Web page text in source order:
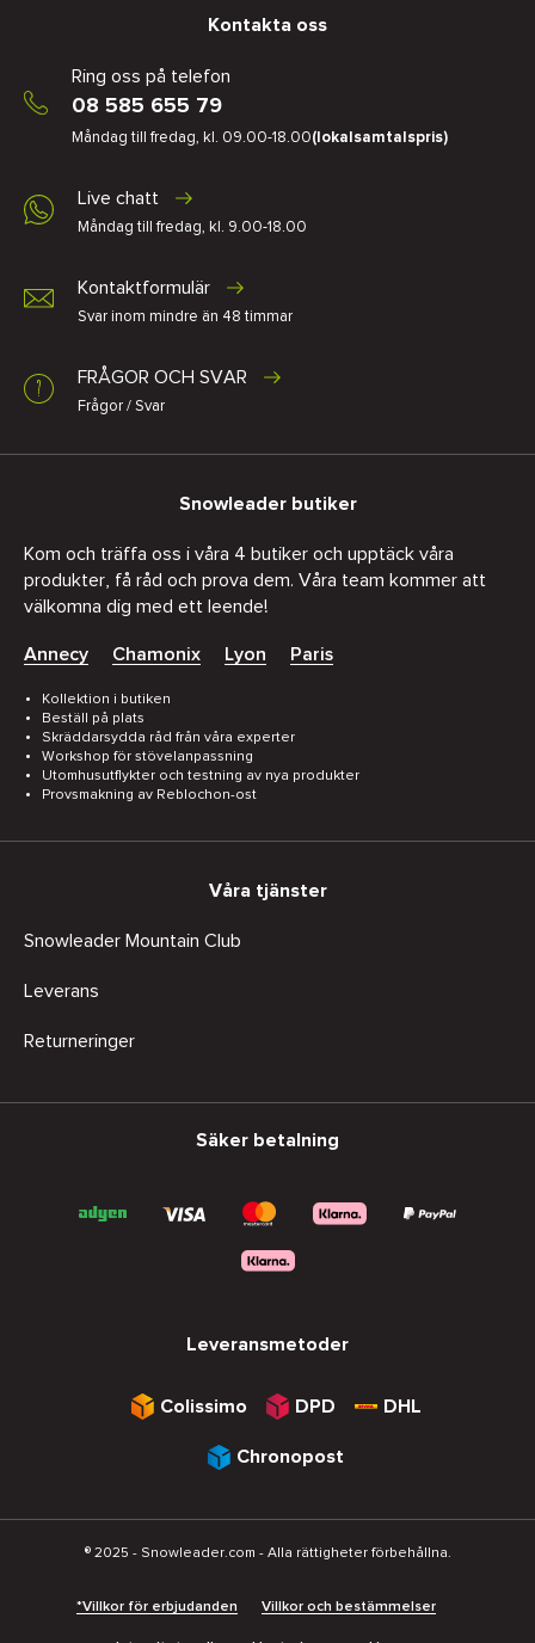
Kontakta oss
Ring oss på telefon
08 585 655 79
Måndag till fredag, kl. 09.00-18.00(lokalsamtalspris)
Live chatt
Måndag till fredag, kl. 9.00-18.00
Kontaktformulär
Svar inom mindre än 48 timmar
FRÅGOR OCH SVAR
Frågor / Svar
Snowleader butiker
Kom och träffa oss i våra 4 butiker och upptäck våra
produkter, få råd och prova dem. Våra team kommer att
välkomna dig med ett leende!
Annecy Chamonix Lyon Paris
Kollektion i butiken
Beställ på plats
Skräddarsydda råd från våra experter
Workshop för stövelanpassning
Utomhusutflykter och testning av nya produkter
Provsmakning av Reblochon-ost
Våra tjänster
Snowleader Mountain Club
Leverans
Returneringer
Säker betalning
Leveransmetoder
Colissimo DPD DHL
Chronopost
® 2025 - Snowleader.com - Alla rättigheter förbehållna.
*Villkor för erbjudanden Villkor och bestämmelser